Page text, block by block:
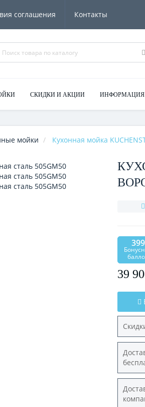
соглашения Контакты
СКИДКИ И АКЦИИ ИНФОРМАЦИЯ
мойки Кухонная мойка
399
39